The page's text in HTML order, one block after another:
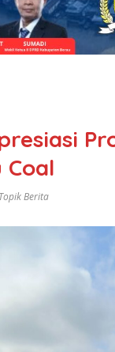
Coal
Topik Berita